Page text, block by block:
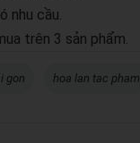
nhu cầu.
trên 3 sản phẩm.
gon hoa lan tac pham